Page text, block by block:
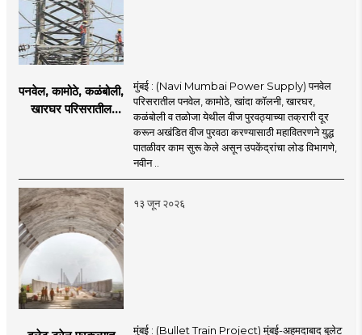
पनवेल, कामोठे, कळंबोली,
खारघर परिसरातील
उपाययोजना
मुंबई : (Navi Mumbai Power Supply) पनवेल
परिसरातील पनवेल, कामोठे, खांदा कॉलनी, खारघर,
कळंबोली व तळोजा येथील वीज पुरवठ्याच्या तक्रारी दूर
करून अखंडित वीज पुरवठा करण्यासाठी महावितरणने युद्ध
पातळीवर काम सुरू केले असून उपकेंद्रांचा लोड विभागणे,
नवीन ..
१३ जून २०२६
मुंबई : (Bullet Train Project) मुंबई-अहमदाबाद बुलेट